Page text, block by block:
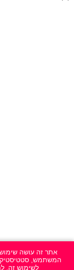
המשתמש,
לשימוש זה.